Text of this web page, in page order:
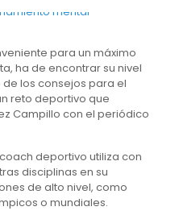
para un máximo
ha de encontrar su nivel
los consejos para el
reto deportivo que
Campillo con el periódico
deportivo utiliza con
disciplinas en su
de alto nivel, como
o mundiales.